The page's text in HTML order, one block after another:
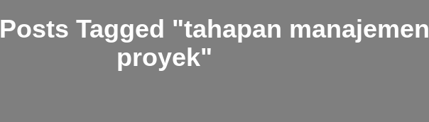
Posts Tagged "tahapan manajemen
proyek"